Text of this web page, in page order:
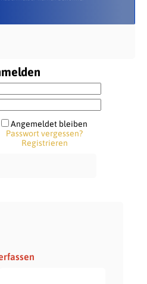
Angemeldet bleiben
Passwort vergessen?
Registrieren